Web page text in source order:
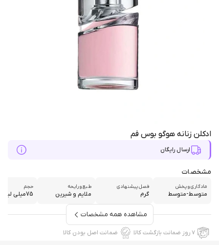
ادکلن زنانه هوگو بوس فم
ارسال رایگان
مشخصات
مادگاری و پخش
متوسط-متوسط
فصل پیشنهادی
گرم
طبع و رایحه
ملایم و شیرین
حجم
75میلی لیتر
مشاهده همه مشخصات
۷ روز ضمانت بازگشت کالا ضمانت اصل بودن کالا